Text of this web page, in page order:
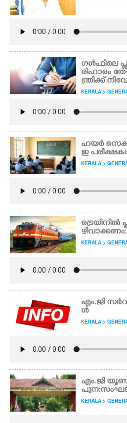
ഗൾഫിലെ
രിഹാരം
ന്ത്രിക്ക്
KERALA >
ഹയർ
ഇ
KERALA >
ട്രെയിനിൽ
KERALA >
എം.ജി
ൾ
KERALA >
എം.ജി
KERALA >